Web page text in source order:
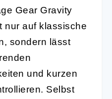
Gear Gravity
nur auf klassische
sondern lässt
und kurzen
Selbst